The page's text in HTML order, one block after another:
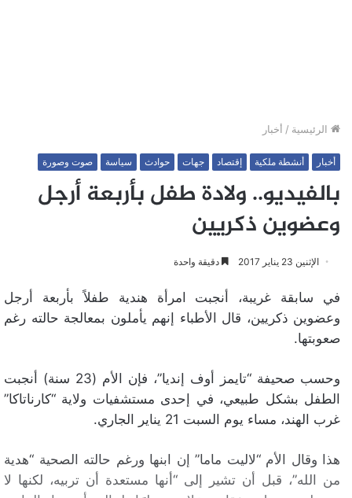
الرئيسية / أخبار
أخبار أنشطة ملكية إقتصاد جهات حوادث سياسة صوت وصورة
بالفيديو.. ولادة طفل بأربعة أرجل
وعضوين ذكريين
الإثنين 23 يناير 2017 دقيقة واحدة
في سابقة غريبة، أنجبت امرأة هندية طفلاً بأربعة أرجل
وعضوين ذكريين، قال الأطباء إنهم يأملون بمعالجة حالته رغم
صعوبتها.
وحسب صحيفة “تايمز أوف إنديا”، فإن الأم (23 سنة) أنجبت
الطفل بشكل طبيعي، في إحدى مستشفيات ولاية “كارناتاكا”
غرب الهند، مساء يوم السبت 21 يناير الجاري.
هذا وقال الأم “لاليت ماما” إن ابنها ورغم حالته الصحية “هدية
من الله”، قبل أن تشير إلى “أنها مستعدة أن تربيه، لكنها لا